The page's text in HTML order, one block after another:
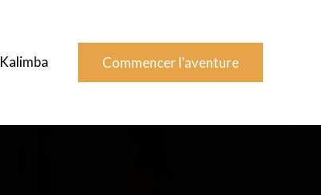
Kalimba Commencer l'aventure